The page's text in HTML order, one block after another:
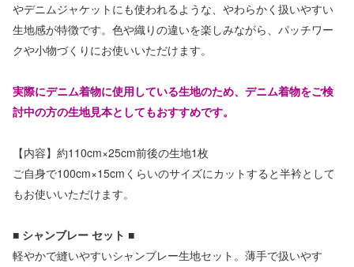
やデニムジャケットにも使われるような、やわらかく扱いやすい
生地感が特徴です。色や織りの違いを楽しみながら、パッチワー
クや小物づくりにお使いいただけます。
実際にデニム着物に使用している生地のため、デニム着物をご検
討中の方の生地見本としてもおすすめです。
【内容】約110cm×25cm前後の生地1枚
ご自身で100cm×15cmくらいのサイズにカットすると半衿として
もお使いいただけます。
■ シャンブレー セット ■
軽やかで縫いやすいシャンブレー生地セット。薄手で扱いやす